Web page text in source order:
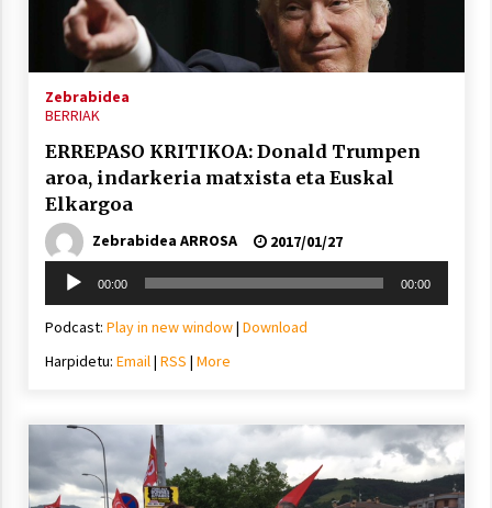
inguruko tailerraren audioa
Mahai-ingurua: irratia, podcastak
2021/11/12
Zebrabidea
BERRIAK
ERREPASO KRITIKOA: Donald Trumpen
aroa, indarkeria matxista eta Euskal
Elkargoa
Zebrabidea ARROSA
2017/01/27
Soinu
erreproduzigailua
00:00 00:00
Podcast: Play in new window| Download
Harpidetu: Email| RSS | More